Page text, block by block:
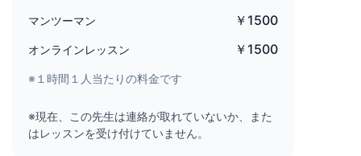
マンツーマン ￥1500
オンラインレッスン ￥1500
※１時間１人当たりの料金です
※現在、この先生は連絡が取れていないか、また
はレッスンを受け付けていません。